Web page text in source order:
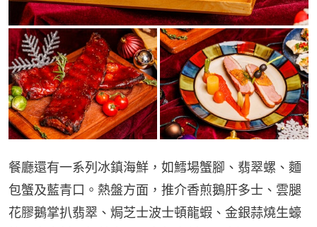
餐廳還有一系列冰鎮海鮮，如鱈場蟹腳、翡翠螺、麵
包蟹及藍青口。熱盤方面，推介香煎鵝肝多士、雲腿
花膠鵝掌扒翡翠、焗芝士波士頓龍蝦、金銀蒜燒生蠔